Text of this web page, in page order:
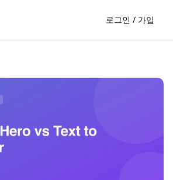
로그인 / 가입